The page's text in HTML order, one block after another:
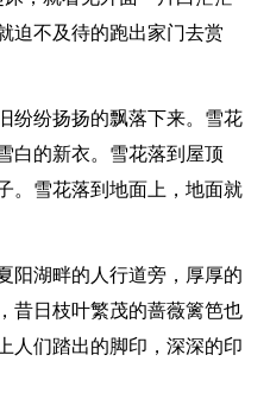
迫不及待的跑出家门去赏
纷纷扬扬的飘落下来。雪花
白的新衣。雪花落到屋顶
。雪花落到地面上，地面就
阳湖畔的人行道旁，厚厚的
昔日枝叶繁茂的蔷薇篱笆也
人们踏出的脚印，深深的印